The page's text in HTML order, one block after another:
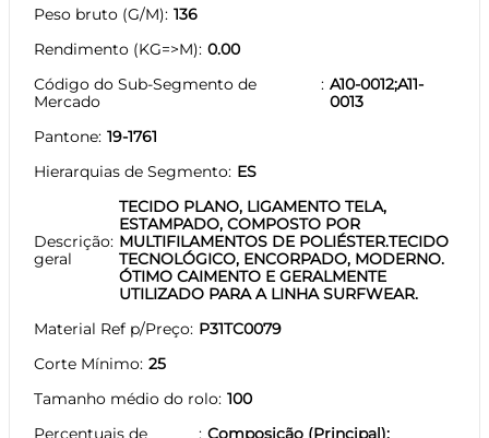
Peso bruto (G/M) 136
Rendimento (KG=>M) 0.00
Código do Sub-Segmento de
Mercado
A10-0012;A11-
0013
Pantone 19-1761
Hierarquias de Segmento ES
Descrição
geral
TECIDO PLANO, LIGAMENTO TELA,
ESTAMPADO, COMPOSTO POR
MULTIFILAMENTOS DE POLIÉSTER.TECIDO
TECNOLÓGICO, ENCORPADO, MODERNO.
ÓTIMO CAIMENTO E GERALMENTE
UTILIZADO PARA A LINHA SURFWEAR.
Material Ref p/Preço P31TC0079
Corte Mínimo 25
Tamanho médio do rolo 100
Percentuais de
Composição (Principal):